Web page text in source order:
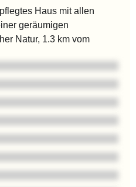
Haus mit allen
geräumigen
Natur, 1.3 km vom